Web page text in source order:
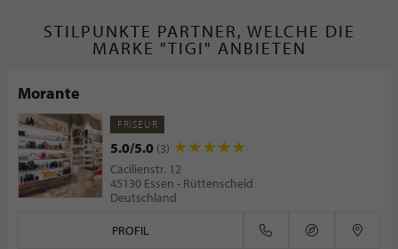
STILPUNKTE PARTNER, WELCHE DIE
MARKE "TIGI" ANBIETEN
Morante
FRISEUR
5.0/5.0 (3)
Cäcilienstr. 12
45130 Essen - Rüttenscheid
Deutschland
PROFIL